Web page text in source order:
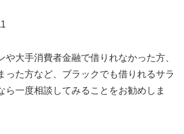
や大手消費者金融で借りれなかった方、
った方など、ブラックでも借りれるサラ
ら一度相談してみることをお勧めしま